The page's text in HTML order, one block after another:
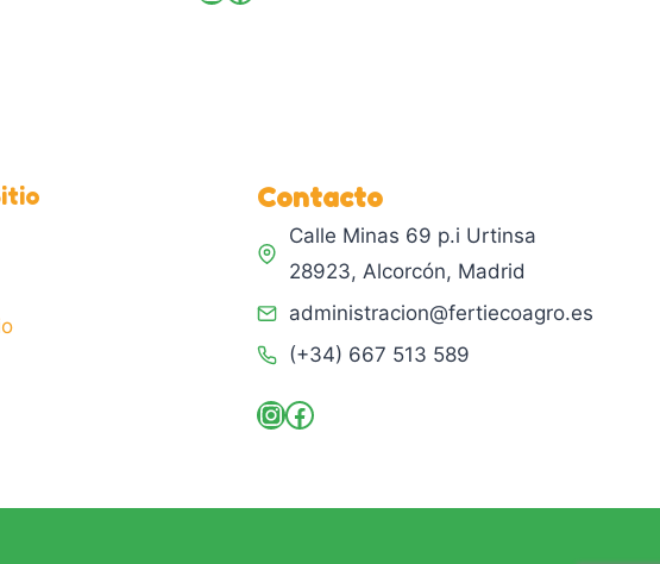
Contacto
Calle Minas 69 p.i Urtinsa
28923, Alcorcón, Madrid
administracion@fertiecoagro.es
(+34) 667 513 589
Instagram
Facebook